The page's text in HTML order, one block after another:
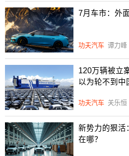
7月车市：外
功夫汽车 谭力峰
120万辆被立
以为轮不到中
功夫汽车 关乐恒
新势力的狠活
在哪？